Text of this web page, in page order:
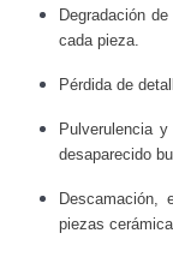
Degradación
cada pieza.
Pérdida de
Pulverulencia
desaparecido
Descamación,
piezas